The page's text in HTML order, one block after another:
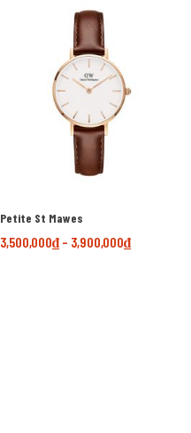
Petite St Mawes
3,500,000₫ – 3,900,000₫